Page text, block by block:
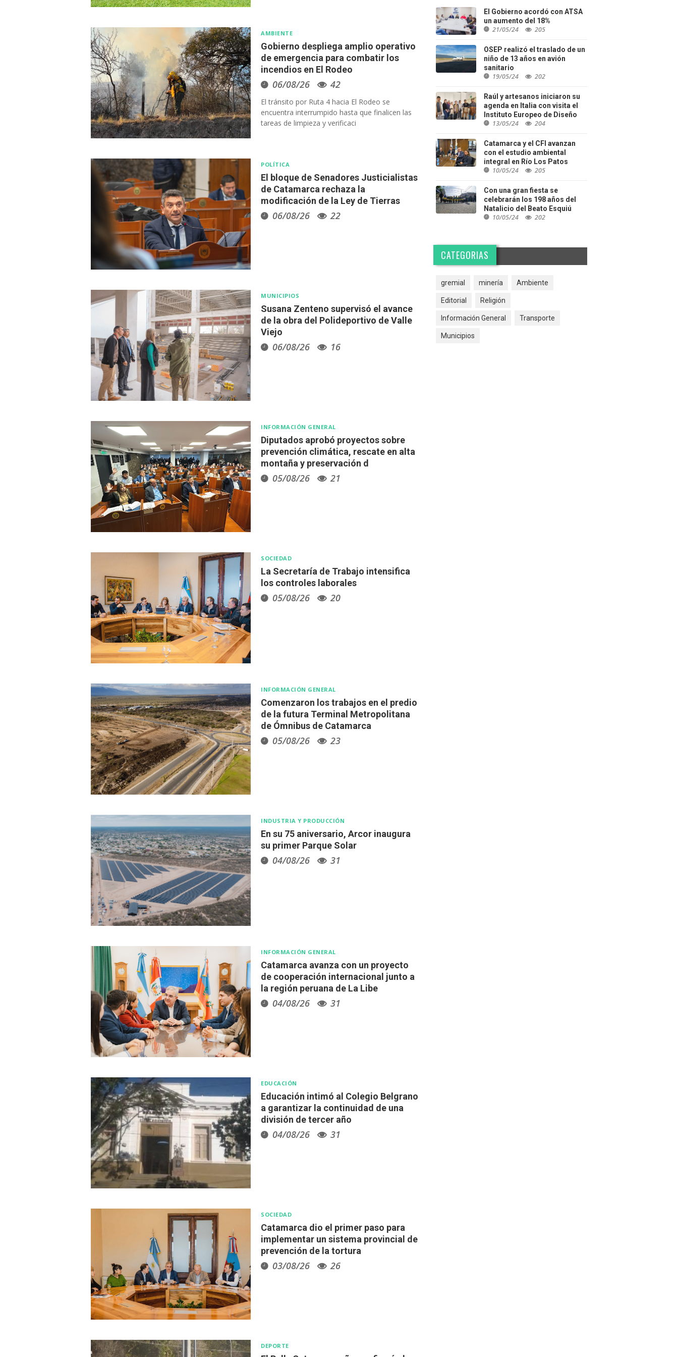
AMBIENTE
Gobierno despliega amplio operativo
de emergencia para combatir los
incendios en El Rodeo
06/08/26 42
El tránsito por Ruta 4 hacia El Rodeo se
encuentra interrumpido hasta que finalicen las
tareas de limpieza y verificaci
POLÍTICA
El bloque de Senadores Justicialistas
de Catamarca rechaza la
modificación de la Ley de Tierras
06/08/26 22
MUNICIPIOS
Susana Zenteno supervisó el avance
de la obra del Polideportivo de Valle
Viejo
06/08/26 16
INFORMACIÓN GENERAL
Diputados aprobó proyectos sobre
prevención climática, rescate en alta
montaña y preservación d
05/08/26 21
SOCIEDAD
La Secretaría de Trabajo intensifica
los controles laborales
05/08/26 20
INFORMACIÓN GENERAL
Comenzaron los trabajos en el predio
de la futura Terminal Metropolitana
de Ómnibus de Catamarca
05/08/26 23
INDUSTRIA Y PRODUCCIÓN
En su 75 aniversario, Arcor inaugura
su primer Parque Solar
04/08/26 31
INFORMACIÓN GENERAL
Catamarca avanza con un proyecto
de cooperación internacional junto a
la región peruana de La Libe
04/08/26 31
EDUCACIÓN
Educación intimó al Colegio Belgrano
a garantizar la continuidad de una
división de tercer año
04/08/26 31
SOCIEDAD
Catamarca dio el primer paso para
implementar un sistema provincial de
prevención de la tortura
03/08/26 26
DEPORTE
El Gobierno acordó con ATSA
un aumento del 18%
21/05/24 205
OSEP realizó el traslado de un
niño de 13 años en avión
sanitario
19/05/24 202
Raúl y artesanos iniciaron su
agenda en Italia con visita el
Instituto Europeo de Diseño
13/05/24 204
Catamarca y el CFI avanzan
con el estudio ambiental
integral en Río Los Patos
10/05/24 205
Con una gran fiesta se
celebrarán los 198 años del
Natalicio del Beato Esquiú
10/05/24 202
CATEGORIAS
gremial minería Ambiente
Editorial Religión
Información General Transporte
Municipios